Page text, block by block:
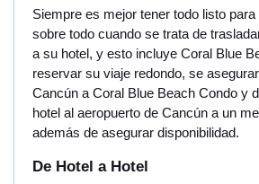
Siempre es mejor tener todo listo
sobre todo cuando se trata de
a su hotel, y esto incluye Coral Blue
reservar su viaje redondo, se
Cancún a Coral Blue Beach Condo y
hotel al aeropuerto de Cancún a un
además de asegurar disponibilidad.
De Hotel a Hotel